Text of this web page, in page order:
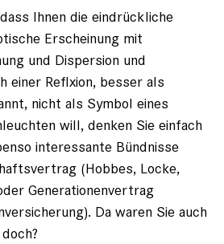
Ihnen die eindrückliche
Erscheinung mit
und Dispersion und
einer Reflxion, besser als
nicht als Symbol eines
will, denken Sie einfach
interessante Bündnisse
(Hobbes, Locke,
Generationenvertrag
Da waren Sie auch